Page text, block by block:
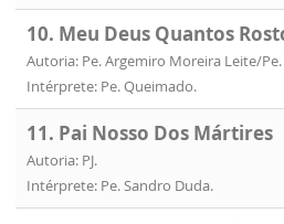
10. Meu Deus Quantos
Autoria: Pe. Argemiro Moreira Leite/
Intérprete: Pe. Queimado.
11. Pai Nosso Dos Mártires
Autoria: PJ.
Intérprete: Pe. Sandro Duda.